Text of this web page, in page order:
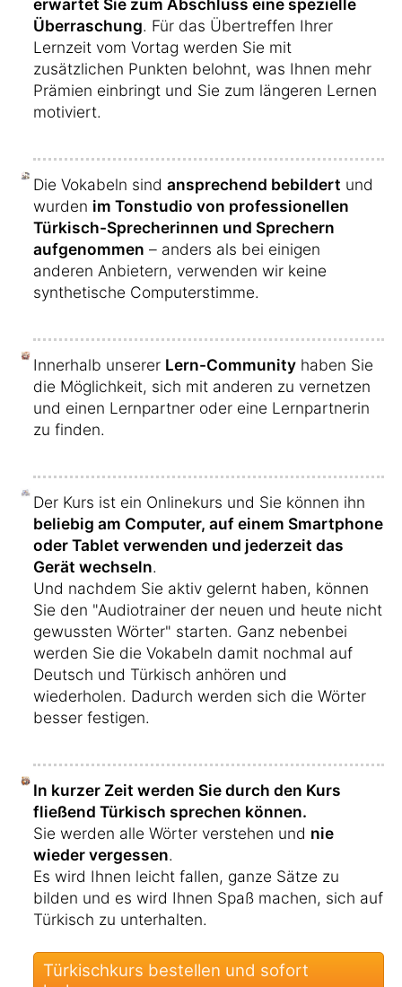
erwartet Sie zum Abschluss eine spezielle
Überraschung. Für das Übertreffen Ihrer
Lernzeit vom Vortag werden Sie mit
zusätzlichen Punkten belohnt, was Ihnen mehr
Prämien einbringt und Sie zum längeren Lernen
motiviert.
Die Vokabeln sind ansprechend bebildert und
wurden im Tonstudio von professionellen
Türkisch-Sprecherinnen und Sprechern
aufgenommen – anders als bei einigen
anderen Anbietern, verwenden wir keine
synthetische Computerstimme.
Innerhalb unserer Lern-Community haben Sie
die Möglichkeit, sich mit anderen zu vernetzen
und einen Lernpartner oder eine Lernpartnerin
zu finden.
Der Kurs ist ein Onlinekurs und Sie können ihn
beliebig am Computer, auf einem Smartphone
oder Tablet verwenden und jederzeit das
Gerät wechseln.
Und nachdem Sie aktiv gelernt haben, können
Sie den "Audiotrainer der neuen und heute nicht
gewussten Wörter" starten. Ganz nebenbei
werden Sie die Vokabeln damit nochmal auf
Deutsch und Türkisch anhören und
wiederholen. Dadurch werden sich die Wörter
besser festigen.
In kurzer Zeit werden Sie durch den Kurs
fließend Türkisch sprechen können.
Sie werden alle Wörter verstehen und nie
wieder vergessen.
Es wird Ihnen leicht fallen, ganze Sätze zu
bilden und es wird Ihnen Spaß machen, sich auf
Türkisch zu unterhalten.
Türkischkurs bestellen und sofort